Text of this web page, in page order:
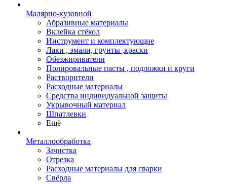
Малярно-кузовной
Абразивные материалы
Вклейка стёкол
Инструмент и комплектующие
Лаки , эмали, грунты ,краски
Обезжириватели
Полировальные пасты , подложки и круги
Растворители
Расходные материалы
Средства индивидуальной защиты
Укрывочный материал
Шпатлевки
Ещё
Металлообработка
Зачистка
Отрезка
Расходные материалы для сварки
Свёрла